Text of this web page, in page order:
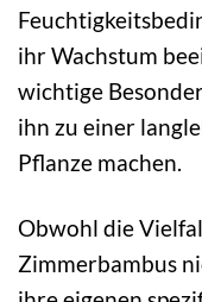
ihr Wachstum
wichtige
ihn zu einer
Pflanze machen.
Obwohl die
Zimmerbambus